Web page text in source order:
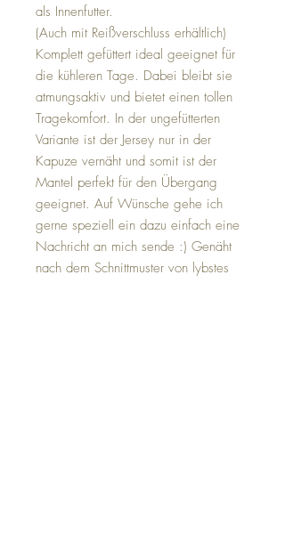
als Innenfutter.
(Auch mit Reißverschluss erhältlich)
Komplett gefüttert ideal geeignet für
die kühleren Tage. Dabei bleibt sie
atmungsaktiv und bietet einen tollen
Tragekomfort. In der ungefütterten
Variante ist der Jersey nur in der
Kapuze vernäht und somit ist der
Mantel perfekt für den Übergang
geeignet. Auf Wünsche gehe ich
gerne speziell ein dazu einfach eine
Nachricht an mich sende :) Genäht
nach dem Schnittmuster von lybstes